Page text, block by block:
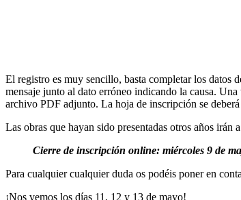
El registro es muy sencillo, basta completar los datos
mensaje junto al dato erróneo indicando la causa.
archivo PDF adjunto. La hoja de inscripción se
Las obras que hayan sido presentadas otros años irán
Cierre de inscripción online: miércoles 9 de
Para cualquier cualquier duda os podéis poner en
¡Nos vemos los días 11, 12 y 13 de mayo!